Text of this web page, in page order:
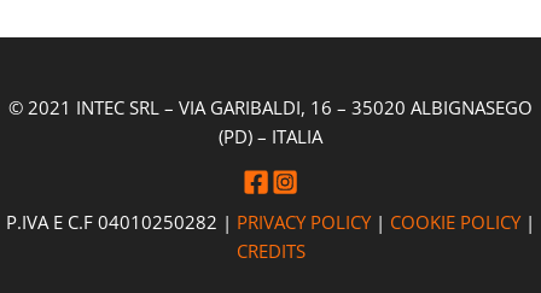
© 2021 INTEC SRL – VIA GARIBALDI, 16 – 35020 ALBIGNASEGO
(PD) – ITALIA
P.IVA E C.F 04010250282 | PRIVACY POLICY| COOKIE POLICY|
CREDITS